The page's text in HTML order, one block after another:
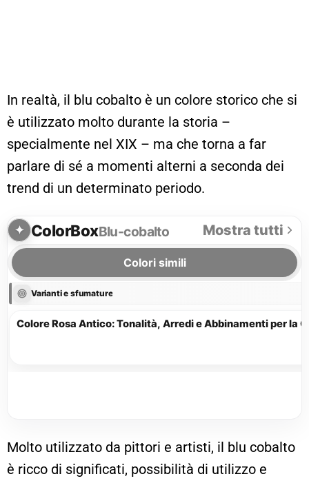
In realtà, il blu cobalto è un colore storico che si
è utilizzato molto durante la storia –
specialmente nel XIX – ma che torna a far
parlare di sé a momenti alterni a seconda dei
trend di un determinato periodo.
ColorBoxBlu-cobalto Mostra tutti
Colori simili
Varianti e sfumature
Colore Rosa Antico: Tonalità, Arredi e Abbinamenti per la
Molto utilizzato da pittori e artisti, il blu cobalto
è ricco di significati, possibilità di utilizzo e